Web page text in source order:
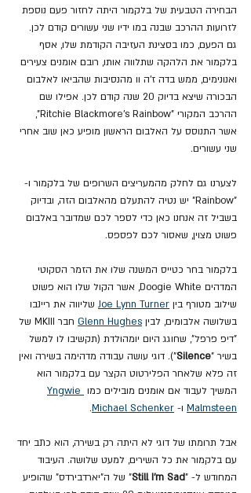
הבחירה הטבעית של בלקמור היתה לחזור פעם נוספת
לזרועות ההרכב שבנה במו ידיו שני עשורים קודם לכן.
גם הפעם, כמו בסצינת העזיבה הקודמת שלו, אסף
בלקמור את הלהקה שתלווה אותו, רובם אומנים צעירים
ואנונימים, ממש בדה ז'ה וו מהנסיבות שהביאו לאלבום
הבכורה שיצא בדיוק 20 שנה קודם לכן. אפילו שם
ההרכב המקורי "Ritchie Blackmore's Rainbow",
אשר התנוסס על האלבום הראשון מופיע כאן שוב אחרי
שני עשורים.
לצערנו גם לחלק מהמעריצים השרופים של בלקמור ו-
"Rainbow" יש נטיה להתעלם מהאלבום הזה, ובדיוק
בשביל זה אנחנו כאן כדי לספר לכם שמדובר באלבום
פשוט מצוין, שאסור לכם לפספס.
בלקמור בחר כטייס המשנה שלו את הזמר הסקוטי
המדהים Doogie White, אשר הקול שלו הוא פשוט
שילוב מטורף בין Joe Lynn Turner שליווה את ריינבו
בשלושה אלבומים, לבין Glenn Hughes
חבר MKIII של
"דיפ פרפל", שחוגג היום יומהולדת (תקשיבו לו למשל
בשיר "Silence"). דוגי עושה עבודה מדהימה בשירה ואין
זה פלא שלאחר הפלירטוט הקצר עם בלקמור הוא
המשיך לעבוד אם אומנים מובילים כמו Yngwie
Malmsteen ו- Michael Schenker
.
אבל תרומתו של דוגי לא היתה רק בשירה, הוא כתב יחד
עם בלקמור את כל השירים, למעט שלושה. העיבוד
המחודש ל- "Still I'm Sad" של ה"יארדבירדס" שהופיע